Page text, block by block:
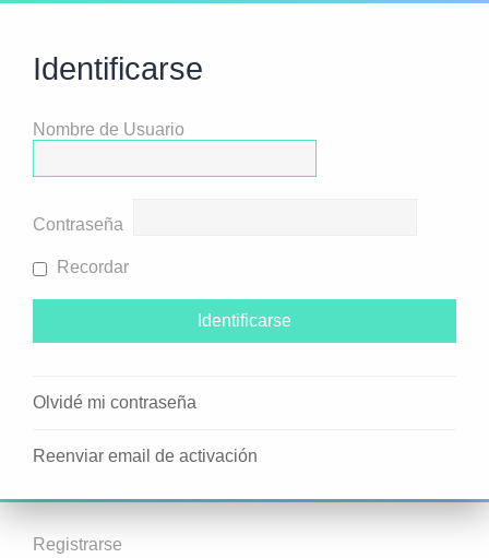
Identificarse
Nombre de Usuario
Contraseña
Recordar
Olvidé mi contraseña
Reenviar email de activación
Registrarse